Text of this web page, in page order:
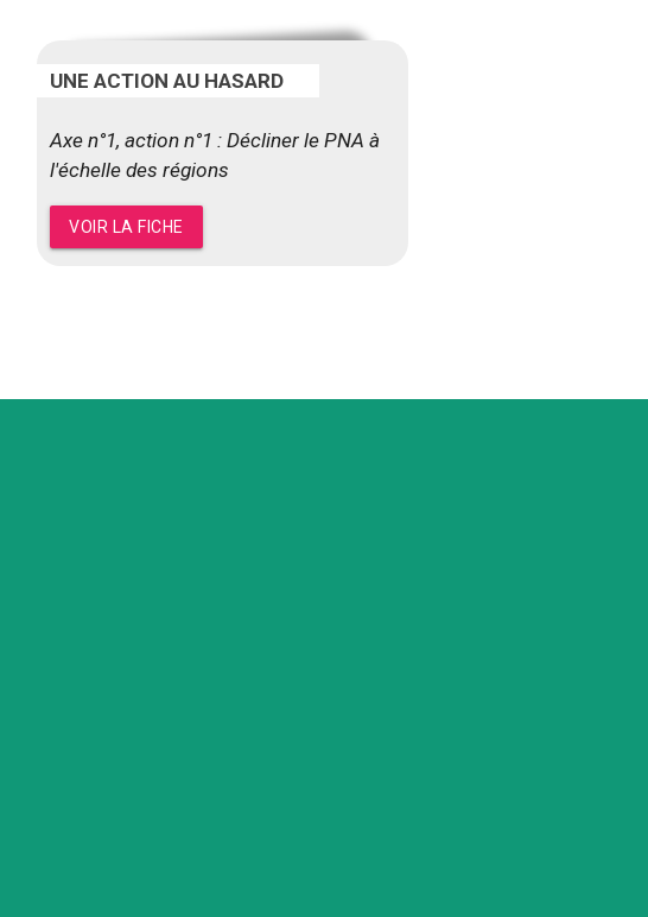
UNE ACTION AU HASARD
Axe n°1, action n°1 : Décliner le PNA à
l'échelle des régions
VOIR LA FICHE